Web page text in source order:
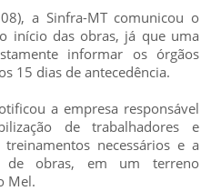
a Sinfra-MT comunicou o
início das obras, já que uma
informar os órgãos
15 dias de antecedência.
a empresa responsável
de trabalhadores e
necessários e a
de obras, em um terreno
Mel.